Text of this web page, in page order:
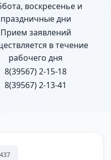
воскресенье и
праздничные дни
Прием заявлений
в течение
рабочего дня
8(39567) 2-15-18
8(39567) 2-13-41